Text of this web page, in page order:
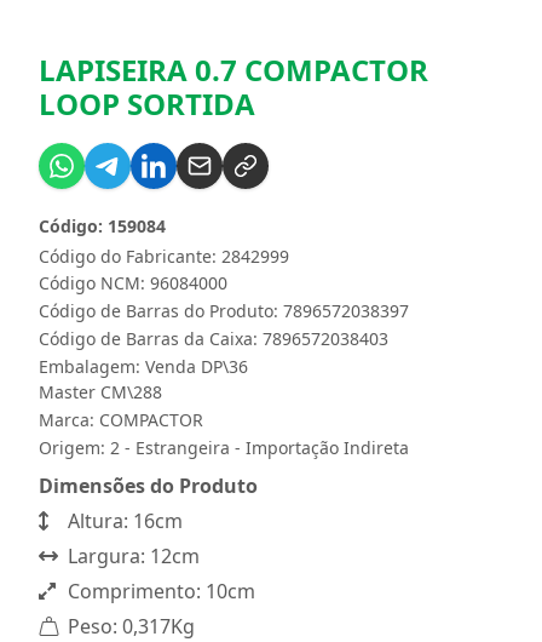
LAPISEIRA 0.7 COMPACTOR
LOOP SORTIDA
Código do Fabricante: 2842999
Código: 159084
Código NCM: 96084000
Código de Barras do Produto: 7896572038397
Código de Barras da Caixa: 7896572038403
Embalagem: Venda DP\36
Master CM\288
Marca: COMPACTOR
Origem: 2 - Estrangeira - Importação Indireta
Dimensões do Produto
Altura: 16cm
Largura: 12cm
Comprimento: 10cm
Peso: 0,317Kg